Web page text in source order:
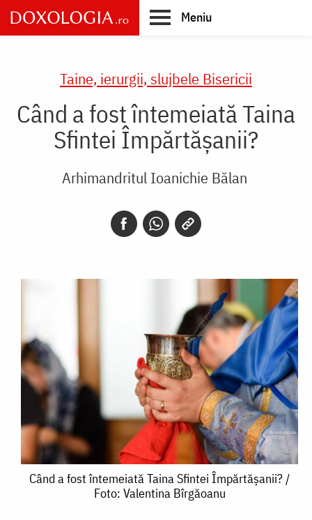
Skip
to
main
Meniu
Taine, ierurgii, slujbele Bisericii
Când a fost întemeiată Taina
Sfintei Împărtășanii?
Arhimandritul Ioanichie Bălan
Când
Când a fost întemeiată Taina Sfintei Împărtășanii? /
Foto: Valentina Bîrgăoanu